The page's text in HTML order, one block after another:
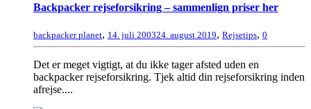
Backpacker rejseforsikring – sammenlign priser her
backpacker planet, 14. juli 200324. august 2019, Rejsetips, 0
Det er meget vigtigt, at du ikke tager afsted uden en
backpacker rejseforsikring. Tjek altid din rejseforsikring inden
afrejse....